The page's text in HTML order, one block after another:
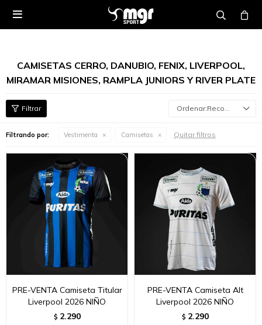

CAMISETAS CERRO, DANUBIO, FENIX, LIVERPOOL,
MIRAMAR MISIONES, RAMPLA JUNIORS Y RIVER PLATE
Recomendados
Filtrando por: Vestimenta Camisetas Quitar filtros
PRE-VENTA Camiseta Titular
Liverpool 2026 NIÑO
$ 2.290
PRE-VENTA Camiseta Alt
Liverpool 2026 NIÑO
$ 2.290